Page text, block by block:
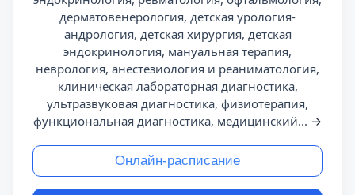
дерматовенерология, детская урология-
андрология, детская хирургия, детская
эндокринология, мануальная терапия,
неврология, анестезиология и реаниматология,
клиническая лабораторная диагностика,
ультразвуковая диагностика, физиотерапия,
функциональная диагностика, медицинский... →
Онлайн-расписание